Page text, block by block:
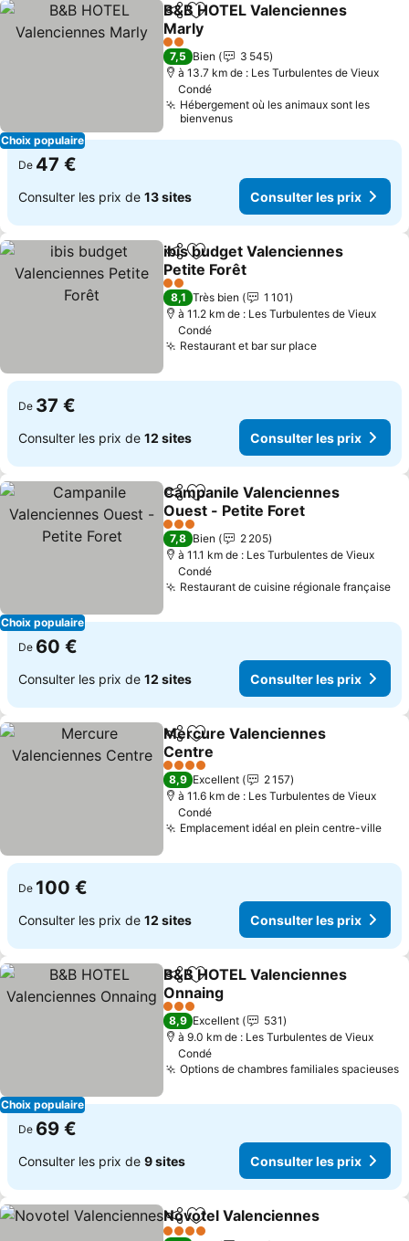
Choix populaire
PartagerAjouter à mes favoris
B&B HOTEL Valenciennes
Marly
Consulter les prix
2 Étoiles
7,5 Bien
3 545
à 13.7 km de : Les Turbulentes de Vieux
Condé
Hébergement où les animaux sont les
bienvenus
De 47 €
Consulter les prix de 13 sites Consulter les prix
PartagerAjouter à mes favoris
ibis budget Valenciennes
Petite Forêt
Consulter les prix
2 Étoiles
8,1 Très bien
1 101
à 11.2 km de : Les Turbulentes de Vieux
Condé
Restaurant et bar sur placeConsulter
De 37 €
Consulter les prix de 12 sites Consulter les prix
Choix populaire
PartagerAjouter à mes favoris
Campanile Valenciennes
Ouest - Petite Foret
Consulter les prix
3 Étoiles
7,8 Bien
2 205
à 11.1 km de : Les Turbulentes de Vieux
Condé
Restaurant de cuisine régionale française
De 60 €
Consulter les prix de 12 sites Consulter les prix
PartagerAjouter à mes favoris
Mercure Valenciennes
Centre
Consulter les prix
4 Étoiles
8,9 Excellent
2 157
à 11.6 km de : Les Turbulentes de Vieux
Condé
Emplacement idéal en plein centre-ville
De 100 €
Consulter les prix de 12 sites Consulter les prix
Choix populaire
PartagerAjouter à mes favoris
B&B HOTEL Valenciennes
Onnaing
Consulter les prix
3 Étoiles
8,9 Excellent
531
à 9.0 km de : Les Turbulentes de Vieux
Condé
Options de chambres familiales spacieuses
De 69 €
Consulter les prix de 9 sites Consulter les prix
PartagerAjouter à mes favoris
Novotel Valenciennes
4 Étoiles